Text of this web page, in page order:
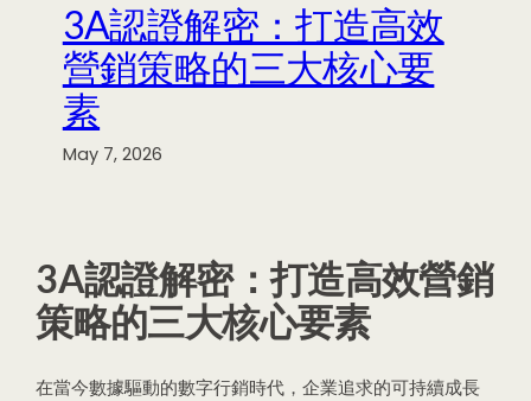
3A認證解密：打造高效
營銷策略的三大核心要
素
May 7, 2026
3A認證解密：打造高效營銷
策略的三大核心要素
在當今數據驅動的數字行銷時代，企業追求的可持續成長